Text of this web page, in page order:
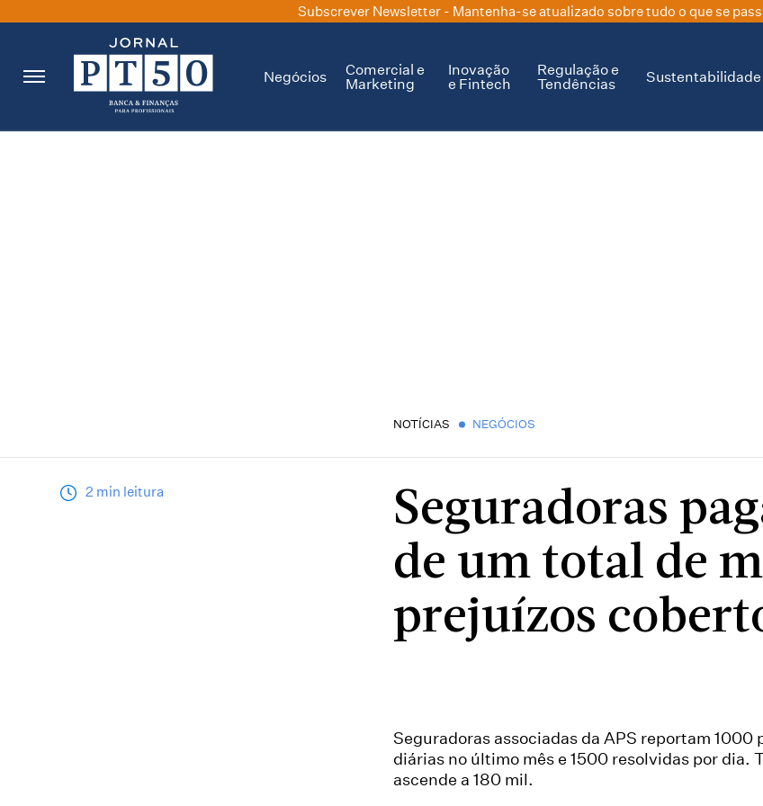
Subscrever Newsletter - Mantenha-se atualizado sobre tudo o que se
Negócios
Comercial e
Marketing
Inovação
e Fintech
Regulação e
Tendências
Sustentabilidade
NOTÍCIAS NEGÓCIOS
2 min leitura
Seguradoras
de um total de
prejuízos
Seguradoras associadas da APS reportam 1000
diárias no último mês e 1500 resolvidas por dia.
ascende a 180 mil.